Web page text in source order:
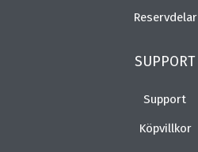
Reservdelar
SUPPORT
Support
Köpvillkor